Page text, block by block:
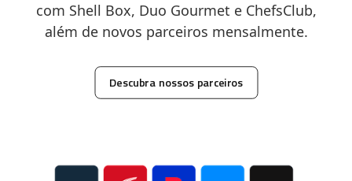
com Shell Box, Duo Gourmet e ChefsClub,
além de novos parceiros mensalmente.
Descubra nossos parceiros